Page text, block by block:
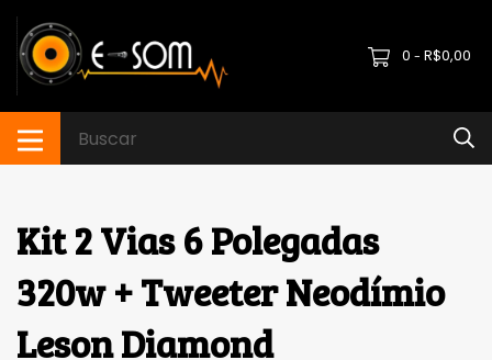
0 - R$0,00
Kit 2 Vias 6 Polegadas
320w + Tweeter Neodímio
Leson Diamond